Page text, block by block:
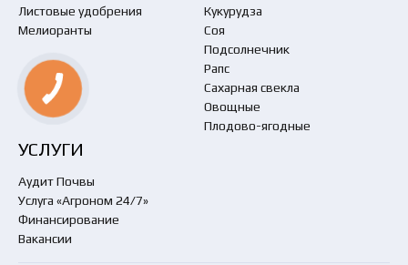
Листовые удобрения
Мелиоранты
Кукурудза
Соя
Подсолнечник
Рапс
Сахарная свекла
Овощные
Плодово-ягодные
УСЛУГИ
Аудит Почвы
Услуга «Агроном 24/7»
Финансирование
Вакансии